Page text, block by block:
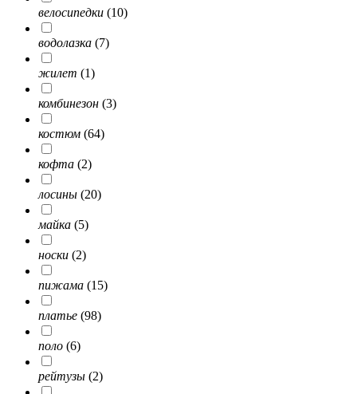
велосипедки (10)
водолазка (7)
жилет (1)
комбинезон (3)
костюм (64)
кофта (2)
лосины (20)
майка (5)
носки (2)
пижама (15)
платье (98)
поло (6)
рейтузы (2)